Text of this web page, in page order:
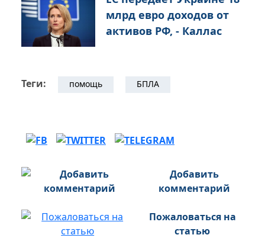
млрд евро доходов от
активов РФ, - Каллас
Теги: помощь БПЛА
Добавить
комментарий
Пожаловаться на
статью